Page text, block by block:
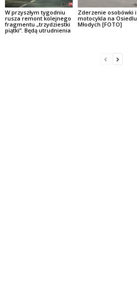
W przyszłym tygodniu
rusza remont kolejnego
fragmentu „trzydziestki
piątki”. Będą utrudnienia
Zderzenie osobówki i
motocykla na Osiedlu
Młodych [FOTO]